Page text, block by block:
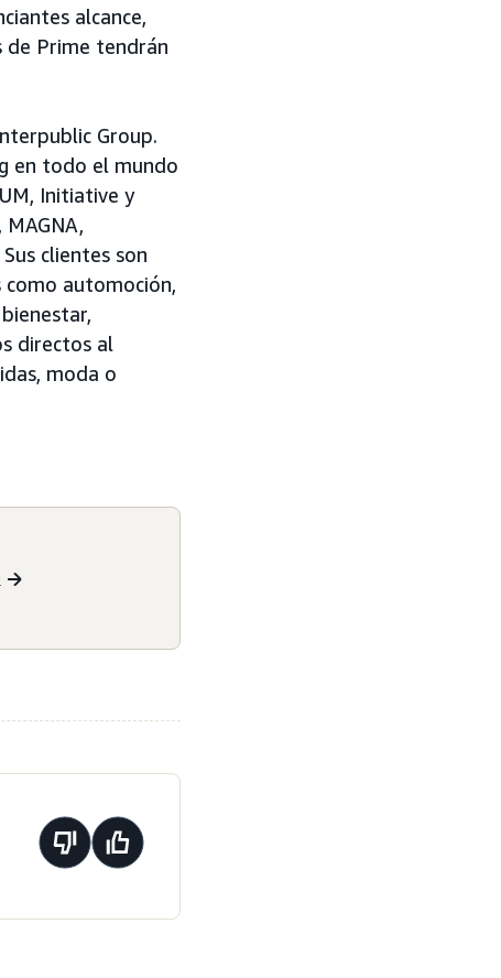
alcance,
de Prime tendrán
Group.
en todo el mundo
Initiative y
clientes son
como automoción,
directos al
moda o